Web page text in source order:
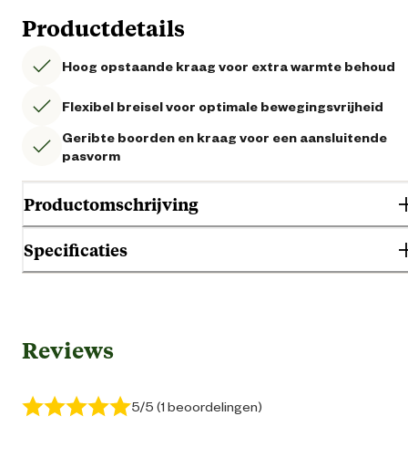
Productdetails
Hoog opstaande kraag voor extra warmte behoud
Flexibel breisel voor optimale bewegingsvrijheid
Geribte boorden en kraag voor een aansluitende
pasvorm
Productomschrijving
Specificaties
Geschikt voor geslacht
Algemene informatie
Reviews
5/5 (1 beoordelingen)